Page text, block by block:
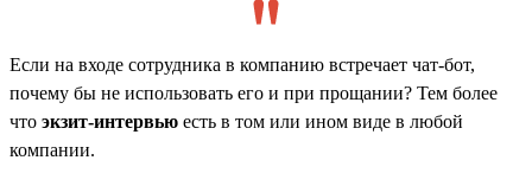
Если на входе сотрудника в компанию встречает чат-бот,
почему бы не использовать его и при прощании? Тем более
что экзит-интервью есть в том или ином виде в любой
компании.